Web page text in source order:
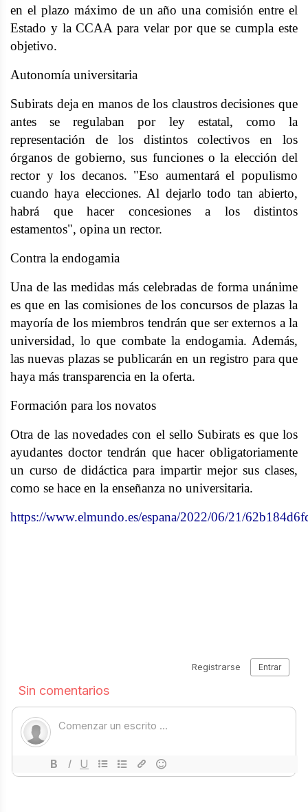
en el plazo máximo de un año una comisión entre el
Estado y la CCAA para velar por que se cumpla este
objetivo.
Autonomía universitaria
Subirats deja en manos de los claustros decisiones que
antes se regulaban por ley estatal, como la
representación de los distintos colectivos en los
órganos de gobierno, sus funciones o la elección del
rector y los decanos. "Eso aumentará el populismo
cuando haya elecciones. Al dejarlo todo tan abierto,
habrá que hacer concesiones a los distintos
estamentos", opina un rector.
Contra la endogamia
Una de las medidas más celebradas de forma unánime
es que en las comisiones de los concursos de plazas la
mayoría de los miembros tendrán que ser externos a la
universidad, lo que combate la endogamia. Además,
las nuevas plazas se publicarán en un registro para que
haya más transparencia en la oferta.
Formación para los novatos
Otra de las novedades con el sello Subirats es que los
ayudantes doctor tendrán que hacer obligatoriamente
un curso de didáctica para impartir mejor sus clases,
como se hace en la enseñanza no universitaria.
https://www.elmundo.es/espana/2022/06/21/